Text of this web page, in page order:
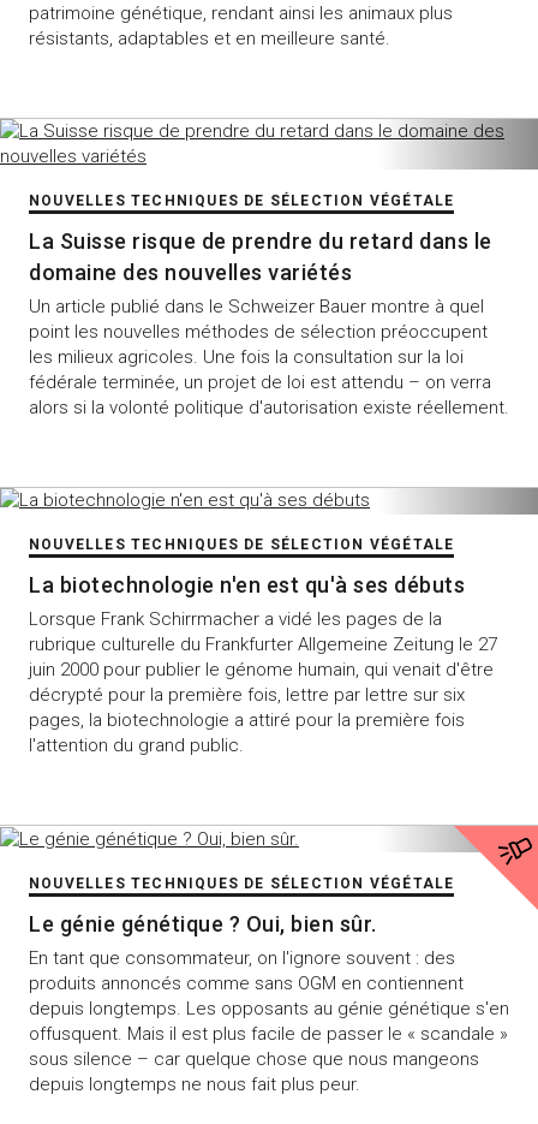
patrimoine génétique, rendant ainsi les animaux plus
résistants, adaptables et en meilleure santé.
NOUVELLES TECHNIQUES DE SÉLECTION VÉGÉTALE
La Suisse risque de prendre du retard dans le
domaine des nouvelles variétés
Un article publié dans le Schweizer Bauer montre à quel
point les nouvelles méthodes de sélection préoccupent
les milieux agricoles. Une fois la consultation sur la loi
fédérale terminée, un projet de loi est attendu – on verra
alors si la volonté politique d'autorisation existe réellement.
NOUVELLES TECHNIQUES DE SÉLECTION VÉGÉTALE
La biotechnologie n'en est qu'à ses débuts
Lorsque Frank Schirrmacher a vidé les pages de la
rubrique culturelle du Frankfurter Allgemeine Zeitung le 27
juin 2000 pour publier le génome humain, qui venait d'être
décrypté pour la première fois, lettre par lettre sur six
pages, la biotechnologie a attiré pour la première fois
l'attention du grand public.
NOUVELLES TECHNIQUES DE SÉLECTION VÉGÉTALE
Le génie génétique ? Oui, bien sûr.
En tant que consommateur, on l'ignore souvent : des
produits annoncés comme sans OGM en contiennent
depuis longtemps. Les opposants au génie génétique s'en
offusquent. Mais il est plus facile de passer le « scandale »
sous silence – car quelque chose que nous mangeons
depuis longtemps ne nous fait plus peur.